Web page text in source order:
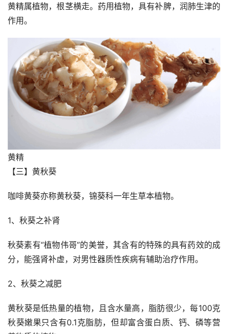
黄精属植物，根茎横走。药用植物，具有补脾，润肺生津的
作用。
黄精
【三】黄秋葵
咖啡黄葵亦称黄秋葵，锦葵科一年生草本植物。
1、秋葵之补肾
秋葵素有“植物伟哥”的美誉，其含有的特殊的具有药效的成
分，能强肾补虚，对男性器质性疾病有辅助治疗作用。
2、秋葵之减肥
黄秋葵是低热量的植物，且含水量高，脂肪很少，每100克
秋葵嫩果只含有0.1克脂肪，但却富含蛋白质、钙、磷等营